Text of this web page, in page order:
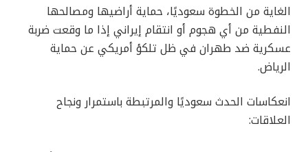
الغاية من الخطوة سعوديًا، حماية أراضيها ومصالحها
النفطية من أي هجوم أو انتقام إيراني إذا ما وقعت ضربة
عسكرية ضد طهران في ظل تلكؤ أمريكي عن حماية
الرياض.
انعكاسات الحدث سعوديًا والمرتبطة باستمرار ونجاح
العلاقات: